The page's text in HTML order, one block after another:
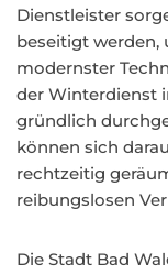
Dienstleister
beseitigt werden,
modernster
der Winterdienst
gründlich
können sich
rechtzeitig
reibungslosen
Die Stadt Bad